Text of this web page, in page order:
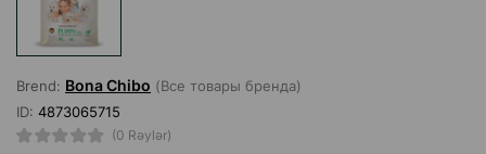
Brend: Bona Chibo (Все товары бренда)
ID: 4873065715
(0 Rəylər)